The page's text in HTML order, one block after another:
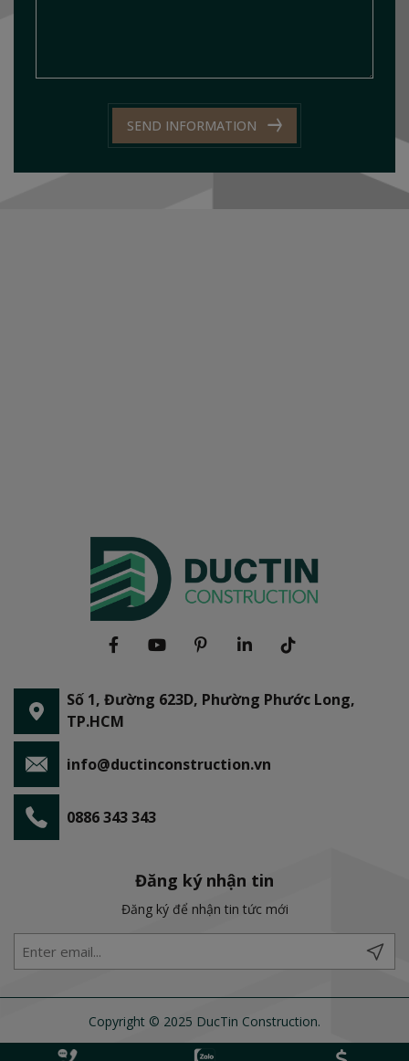
SEND INFORMATION
Số 1, Đường 623D, Phường Phước Long,
TP.HCM
info@ductinconstruction.vn
0886 343 343
Đăng ký nhận tin
Đăng ký để nhận tin tức mới
Copyright © 2025 DucTin Construction.